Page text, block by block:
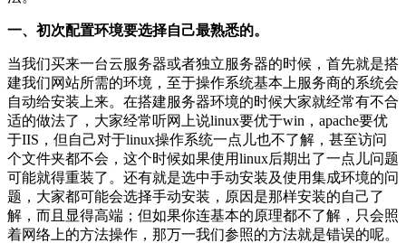
一、初次配置环境要选择自己最熟悉的。
当我们买来一台云服务器或者独立服务器的时候，首先就是搭
建我们网站所需的环境，至于操作系统基本上服务商的系统会
自动给安装上来。在搭建服务器环境的时候大家就经常有不合
适的做法了，大家经常听网上说linux要优于win，apache要优
于IIS，但自己对于linux操作系统一点儿也不了解，甚至访问
个文件夹都不会，这个时候如果使用linux后期出了一点儿问题
可能就得重装了。还有就是选中手动安装及使用集成环境的问
题，大家都可能会选择手动安装，原因是那样安装的自己了
解，而且显得高端；但如果你连基本的原理都不了解，只会照
着网络上的方法操作，那万一我们参照的方法就是错误的呢。